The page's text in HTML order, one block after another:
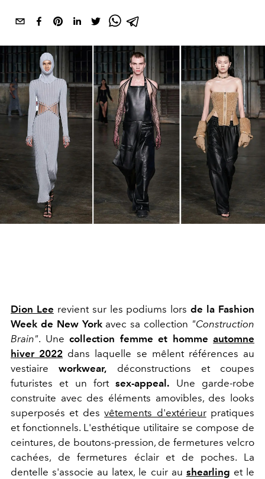
Dion Lee revient sur les podiums lorsde la Fashion
Week de New Yorkavec sa collection "Construction
Brain". Une collection femme et homme automne
hiver 2022 dans laquelle se mêlent références au
vestiaireworkwear, déconstructions et coupes
futuristes et un fortsex-appeal. Une garde-robe
construite avec des éléments amovibles, des looks
superposés et desvêtements d'extérieurpratiques
et fonctionnels. L'esthétique utilitaire se compose de
ceintures, de boutons-pression, de fermetures velcro
cachées, de fermetures éclair et de poches. La
dentelle s'associe au latex, le cuir au shearling et le